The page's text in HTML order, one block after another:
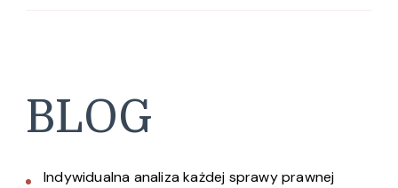
BLOG
Indywidualna analiza każdej sprawy prawnej